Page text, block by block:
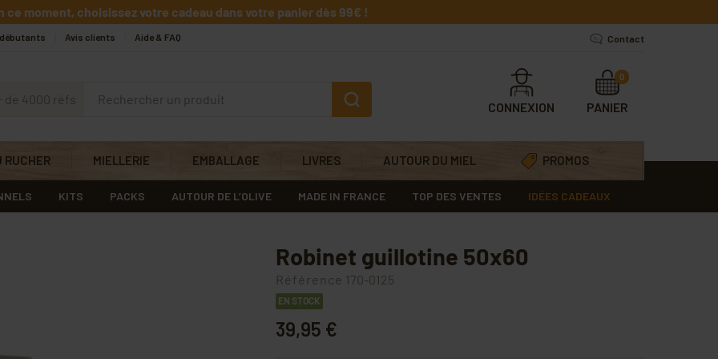
ce moment, choisissez votre cadeau dans votre panier dès 99€ !
débutants Avis clients Aide & FAQ Contact
de 4000 réfs
CONNEXION PANIER
0
RUCHER MIELLERIE EMBALLAGE LIVRES AUTOUR DU MIEL PROMOS
KITS PACKS AUTOUR DE L’OLIVE MADE IN FRANCE TOP DES VENTES IDÉES CADEAUX
Robinet guillotine 50x60
Référence 170-0125
EN STOCK
39,95 €